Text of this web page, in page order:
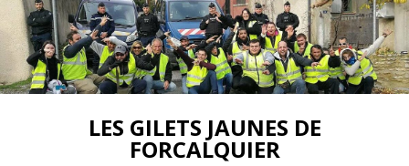
LES GILETS JAUNES DE
FORCALQUIER